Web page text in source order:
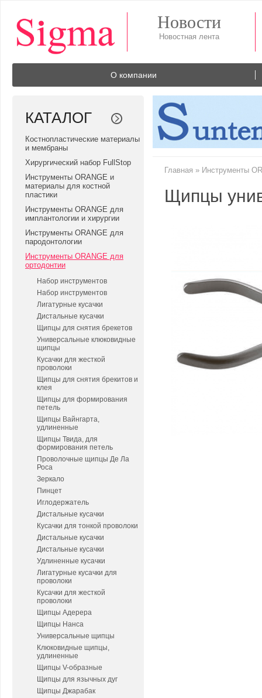
Новости
О компании
КАТАЛОГ
Костнопластические материалы
и мембраны
Хирургический набор FullStop
Инструменты ORANGE и
материалы для костной
пластики
Инструменты ORANGE для
имплантологии и хирургии
Инструменты ORANGE для
пародонтологии
Инструменты ORANGE для
ортодонтии
Набор инструментов
Набор инструментов
Лигатурные кусачки
Дистальные кусачки
Щипцы для снятия брекетов
Универсальные клюковидные
щипцы
Кусачки для жесткой
проволоки
Щипцы для снятия брекитов и
клея
Щипцы для формирования
петель
Щипцы Вайнгарта,
удлиненные
Щипцы Твида, для
формирования петель
Проволочные щипцы Де Ла
Роса
Зеркало
Пинцет
Иглодержатель
Дистальные кусачки
Кусачки для тонкой проволоки
Дистальные кусачки
Дистальные кусачки
Удлиненные кусачки
Лигатурные кусачки для
проволоки
Кусачки для жесткой
проволоки
Щипцы Адерера
Щипцы Нанса
Универсальные щипцы
Клюковидные щипцы,
удлиненные
Щипцы V-образные
Щипцы для язычных дуг
Щипцы Джарабак
Главная » Инструменты
Щипцы